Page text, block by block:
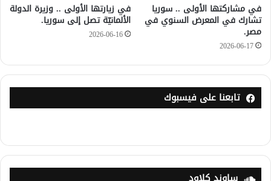
في مشاركتها الأولى .. سوريا
تشارك في المعرض السنوي في
مصر.
2026-06-17
في زيارتها الأولى .. وزيرة الدولة
الألمانيّة تصل إلى سوريا.
2026-06-16
تابعنا على فيسبوك